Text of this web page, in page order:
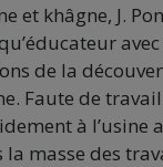
et khâgne, J.
de la
Faute de
à
la masse des